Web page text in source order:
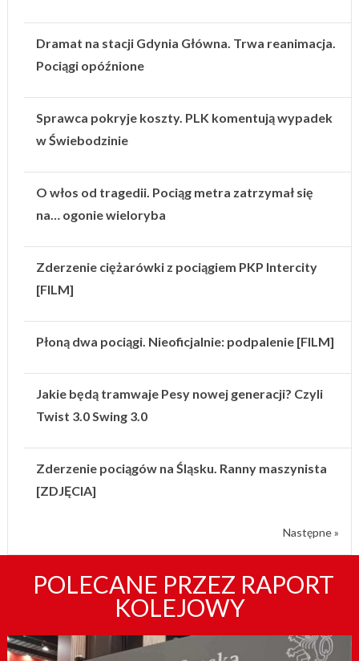
Dramat na stacji Gdynia Główna. Trwa reanimacja.
Pociągi opóźnione
Sprawca pokryje koszty. PLK komentują wypadek
w Świebodzinie
O włos od tragedii. Pociąg metra zatrzymał się
na… ogonie wieloryba
Zderzenie ciężarówki z pociągiem PKP Intercity
[FILM]
Płoną dwa pociągi. Nieoficjalnie: podpalenie [FILM]
Jakie będą tramwaje Pesy nowej generacji? Czyli
Twist 3.0 Swing 3.0
Zderzenie pociągów na Śląsku. Ranny maszynista
[ZDJĘCIA]
Następne »
POLECANE PRZEZ RAPORT
KOLEJOWY